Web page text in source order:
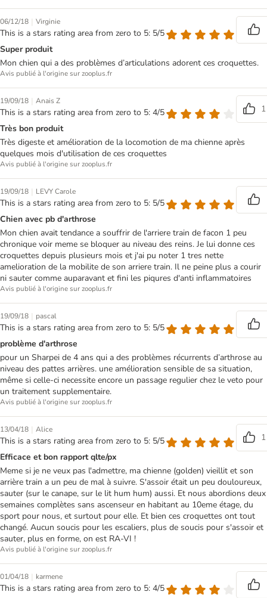
06/12/18 | Virginie
This is a stars rating area from zero to 5: 5/5
Super produit
Mon chien qui a des problèmes d’articulations adorent ces croquettes.
Avis publié à l'origine sur zooplus.fr
19/09/18 | Anais Z
This is a stars rating area from zero to 5: 4/5
1
Très bon produit
Très digeste et amélioration de la locomotion de ma chienne après
quelques mois d'utilisation de ces croquettes
Avis publié à l'origine sur zooplus.fr
19/09/18 | LEVY Carole
This is a stars rating area from zero to 5: 5/5
Chien avec pb d'arthrose
Mon chien avait tendance a souffrir de l'arriere train de facon 1 peu
chronique voir meme se bloquer au niveau des reins. Je lui donne ces
croquettes depuis plusieurs mois et j'ai pu noter 1 tres nette
amelioration de la mobilite de son arriere train. Il ne peine plus a courir
ni sauter comme auparavant et fini les piqures d'anti inflammatoires
Avis publié à l'origine sur zooplus.fr
19/09/18 | pascal
This is a stars rating area from zero to 5: 5/5
problème d'arthrose
pour un Sharpei de 4 ans qui a des problèmes récurrents d’arthrose au
niveau des pattes arrières. une amélioration sensible de sa situation,
même si celle-ci necessite encore un passage regulier chez le veto pour
un traitement supplementaire.
Avis publié à l'origine sur zooplus.fr
13/04/18 | Alice
This is a stars rating area from zero to 5: 5/5
1
Efficace et bon rapport qlte/px
Meme si je ne veux pas l'admettre, ma chienne (golden) vieillit et son
arrière train a un peu de mal à suivre. S'assoir était un peu douloureux,
sauter (sur le canape, sur le lit hum hum) aussi. Et nous abordions deux
semaines complètes sans ascenseur en habitant au 10eme étage, du
sport pour nous, et surtout pour elle. Et bien ces croquettes ont tout
changé. Aucun soucis pour les escaliers, plus de soucis pour s'assoir et
sauter, plus en forme, on est RA-VI !
Avis publié à l'origine sur zooplus.fr
01/04/18 | karmene
This is a stars rating area from zero to 5: 4/5